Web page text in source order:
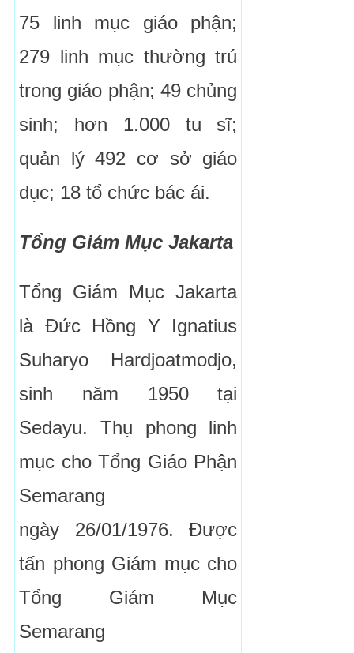
75 linh mục giáo phận;
279 linh mục thường trú
trong giáo phận; 49 chủng
sinh; hơn 1.000 tu sĩ;
quản lý 492 cơ sở giáo
dục; 18 tổ chức bác ái.
Tổng Giám Mục Jakarta
Tổng Giám Mục Jakarta
là Đức Hồng Y Ignatius
Suharyo Hardjoatmodjo,
sinh năm 1950 tại
Sedayu. Thụ phong linh
mục cho Tổng Giáo Phận
Semarang
ngày 26/01/1976. Được
tấn phong Giám mục cho
Tổng Giám Mục
Semarang